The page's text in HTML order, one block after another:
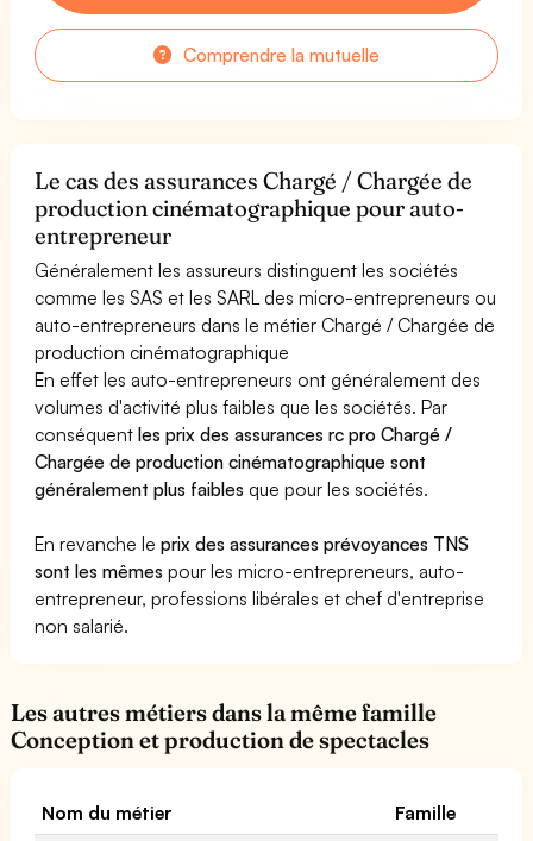
Comprendre la mutuelle
Le cas des assurances Chargé / Chargée de
production cinématographique pour auto-
entrepreneur
Généralement les assureurs distinguent les sociétés
comme les SAS et les SARL des micro-entrepreneurs ou
auto-entrepreneurs dans le métier Chargé / Chargée de
production cinématographique
En effet les auto-entrepreneurs ont généralement des
volumes d'activité plus faibles que les sociétés. Par
conséquentles prix des assurances rc pro Chargé /
Chargée de production cinématographique sont
généralement plus faibles que pour les sociétés.
En revanche leprix des assurances prévoyances TNS
sont les mêmes pour les micro-entrepreneurs, auto-
entrepreneur, professions libérales et chef d'entreprise
non salarié.
Les autres métiers dans la même famille
Conception et production de spectacles
Nom du métier
Famille